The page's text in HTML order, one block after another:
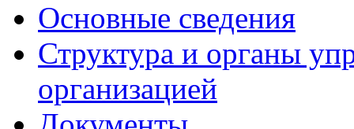
Основные сведения
Структура и органы
организацией